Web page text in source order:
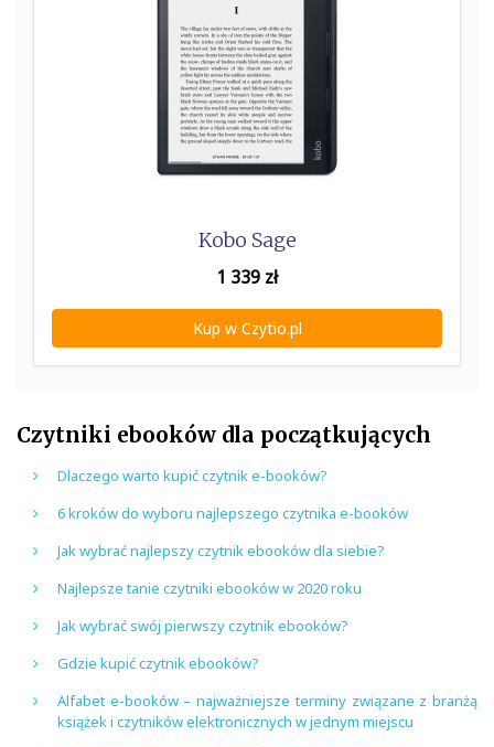
Kobo Sage
1 339 zł
Kup w Czytio.pl
Czytniki ebooków dla początkujących
Dlaczego warto kupić czytnik e-booków?
6 kroków do wyboru najlepszego czytnika e-booków
Jak wybrać najlepszy czytnik ebooków dla siebie?
Najlepsze tanie czytniki ebooków w 2020 roku
Jak wybrać swój pierwszy czytnik ebooków?
Gdzie kupić czytnik ebooków?
Alfabet e-booków – najważniejsze terminy związane z branżą
książek i czytników elektronicznych w jednym miejscu